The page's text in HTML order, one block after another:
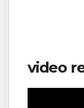
video